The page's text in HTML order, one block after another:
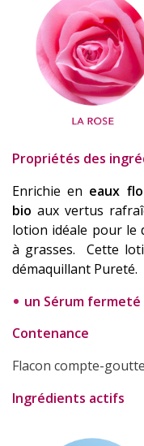
Propriétés des
Enrichie en eaux
bioaux vertus
lotion idéale pour le
à grasses. Cette
démaquillant Pureté.
un Sérum
Contenance
Flacon compte-
Ingrédients actifs